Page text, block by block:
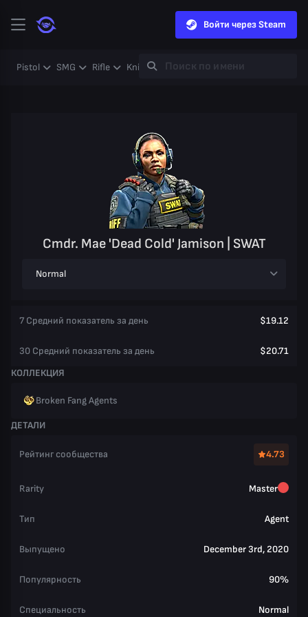
Войти через Steam
Pistol SMG Rifle Knife Gloves Heavy
Cmdr. Mae 'Dead Cold' Jamison | SWAT
Normal
7 Средний показатель за день $19.12
30 Средний показатель за день
$20.71
КОЛЛЕКЦИЯ
Broken Fang Agents
ДЕТАЛИ
Рейтинг сообщества 4.73
Rarity Master
Тип Agent
Выпущено December 3rd, 2020
Популярность 90%
Специальность Normal